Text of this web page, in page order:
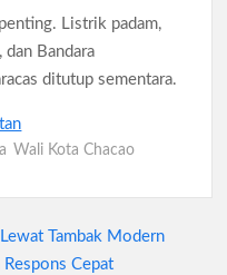
Listrik padam,
Bandara
ditutup sementara.
Wali Kota Chacao
Tambak Modern
Cepat